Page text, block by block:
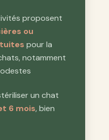
proposent
ou
pour la
notamment
un chat
6 mois, bien